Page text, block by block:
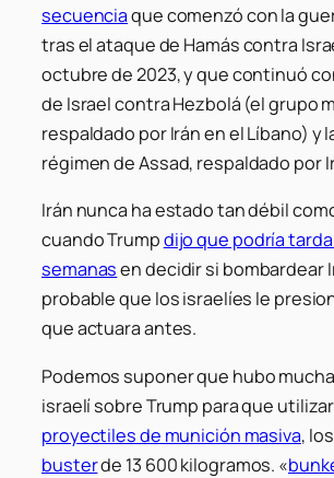
secuenciaque comenzó con la
tras el ataque de Hamás contra
octubre de 2023, y que continuó
de Israel contra Hezbolá (el grupo
respaldado por Irán en el Líbano) y
régimen de Assad, respaldado por
Irán nunca ha estado tan débil
cuando Trumpdijo que podría
semanasen decidir si bombardear
probable que los israelíes le
que actuara antes.
Podemos suponer que hubo
israelí sobre Trump para que
proyectiles de munición masiva, los
busterde 13 600 kilogramos. «